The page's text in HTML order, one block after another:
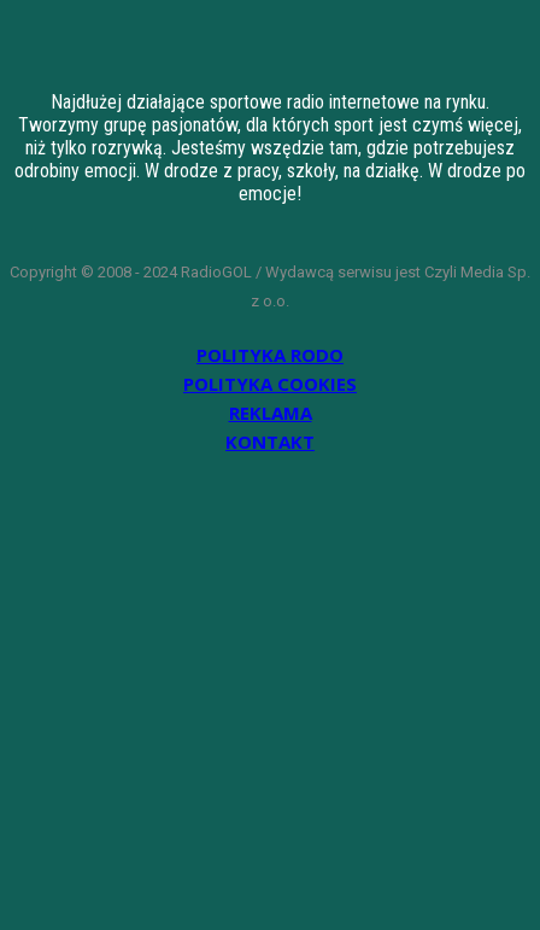
Najdłużej działające sportowe radio internetowe na rynku.
Tworzymy grupę pasjonatów, dla których sport jest czymś więcej,
niż tylko rozrywką. Jesteśmy wszędzie tam, gdzie potrzebujesz
odrobiny emocji. W drodze z pracy, szkoły, na działkę. W drodze po
emocje!
Copyright © 2008 - 2024 RadioGOL / Wydawcą serwisu jest Czyli Media Sp.
z o.o.
POLITYKA RODO
POLITYKA COOKIES
REKLAMA
KONTAKT